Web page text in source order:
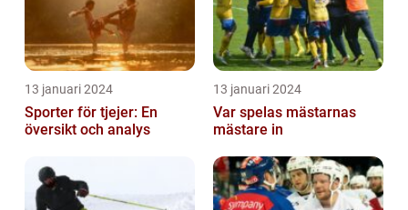
13 januari 2024
Sporter för tjejer: En
översikt och analys
13 januari 2024
Var spelas mästarnas
mästare in